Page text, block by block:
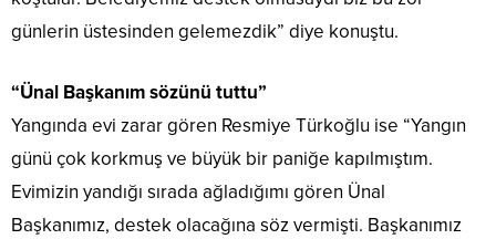
günlerin üstesinden gelemezdik” diye konuştu.
“Ünal Başkanım sözünü tuttu”
Yangında evi zarar gören Resmiye Türkoğlu ise “Yangın
günü çok korkmuş ve büyük bir paniğe kapılmıştım.
Evimizin yandığı sırada ağladığımı gören Ünal
Başkanımız, destek olacağına söz vermişti. Başkanımız